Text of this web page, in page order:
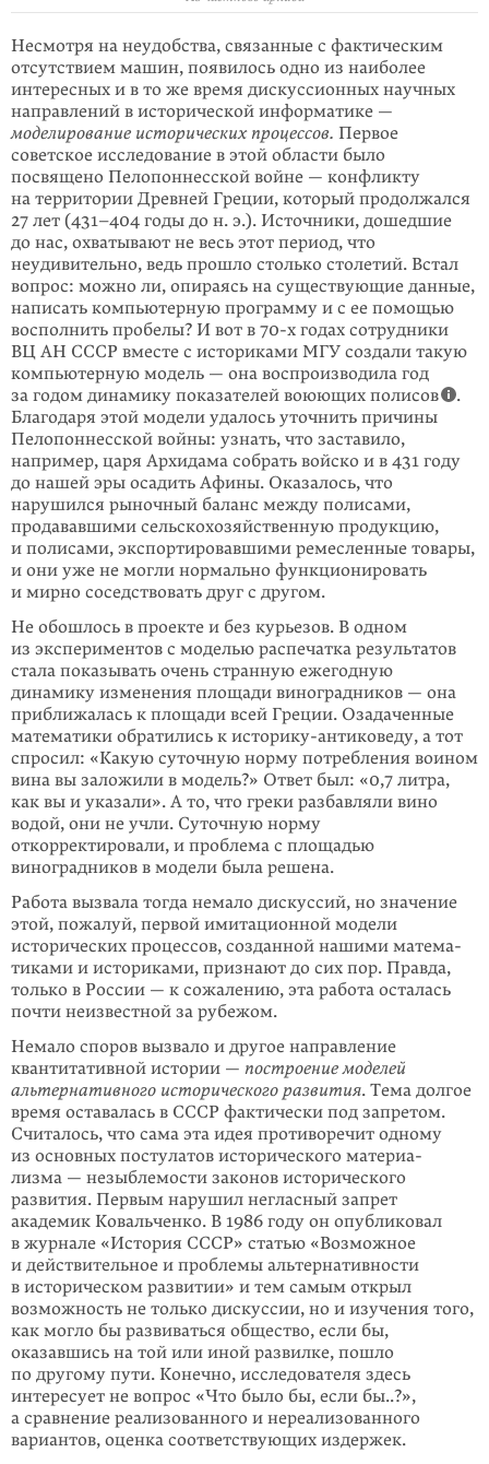
Несмотря на неудобства, связанные с фактическим
отсут­ствием машин, появилось одно из наиболее
интересных и в то же время дискуссионных научных
направлений в исторической информатике —
моделирование исторических процессов. Первое
советское исследование в этой области было
посвящено Пелопоннесской войне — конфликту
на территории Древней Греции, который продолжался
27 лет (431–404 годы до н. э.). Источ­ники, дошедшие
до нас, охватывают не весь этот период, что
неудивительно, ведь прошло столько столетий. Встал
вопрос: можно ли, опираясь на суще­ствующие данные,
написать компьютерную программу и с ее помощью
восполнить пробелы? И вот в 70-х годах сотрудники
ВЦ АН СССР вместе с историками МГУ создали такую
компьютерную модель — она воспроиз­водила год
за годом динамику показателей воюющих полисов
.
Благодаря этой модели удалось уточнить причины
Пелопоннесской войны: узнать, что заставило,
например, царя Архидама собрать войско и в 431 году
до нашей эры осадить Афины. Оказалось, что
нарушился рыночный баланс между полисами,
продававшими сельскохозяйственную продукцию,
и полисами, экспортировав­шими ремесленные товары,
и они уже не могли нормально функционировать
и мирно соседствовать друг с другом.
Не обошлось в проекте и без курьезов. В одном
из экспериментов с моделью распечатка результатов
стала показывать очень странную ежегодную
динамику изменения площади виноградников — она
приближалась к площади всей Греции. Озадаченные
математики обратились к историку-антиковеду, а тот
спросил: «Какую суточную норму потребления воином
вина вы заложили в модель?» Ответ был: «0,7 литра,
как вы и указали». А то, что греки разбав­ляли вино
водой, они не учли. Суточную норму
откорректировали, и проблема с площадью
виноградников в модели была решена.
Работа вызвала тогда немало дискуссий, но значение
этой, пожалуй, первой имитационной модели
исторических процессов, созданной нашими матема­
тиками и историками, признают до сих пор. Правда,
только в России — к сожалению, эта работа осталась
почти неизвестной за рубежом.
Немало споров вызвало и другое направление
квантитативной истории — построение моделей
альтернативного исторического развития. Тема долгое
время оставалась в СССР фактически под запретом.
Считалось, что сама эта идея противоречит одному
из основных постулатов исторического материа­
лизма — незыблемости законов исторического
развития. Первым нарушил негласный запрет
академик Ковальченко. В 1986 году он опубликовал
в журнале «История СССР» статью «Возможное
и действительное и проблемы альтернативности
в историческом развитии» и тем самым открыл
возмож­ность не только дискуссии, но и изучения того,
как могло бы развиваться общество, если бы,
оказавшись на той или иной развилке, пошло
по другому пути. Конечно, исследователя здесь
интересует не вопрос «Что было бы, если бы..?»,
а сравнение реализованного и нереализованного
вариантов, оценка соответствующих издержек.